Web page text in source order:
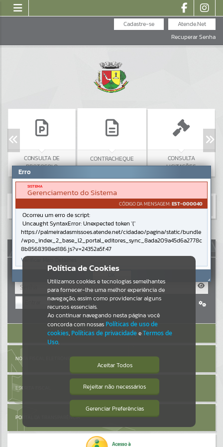
Atende.Net
Cadastre-se
Recuperar Senha
CONSULTA DE
PROTOCOLO
CONTRACHEQUE
CONSULTA
LICITAÇÕES
Resultados para""
Portais
Por favor, aguarde...
NOTÍCIAS
Por favor, aguarde...
Por favor, aguarde...
Por favor, aguarde...
AUTOATENDIMENTO
Cadastre-se|Recuperar Senha
ACESSAR SEM LOGIN
NOTA FISCAL ELETRÔNICA
ESCRITA FISCAL
PORTAL DA TRANSPARÊNCIA
Política de Cookies
Utilizamos cookies e tecnologias semelhantes
para fornecer-lhe uma melhor experiência de
navegação, assim como providenciar alguns
recursos essenciais.
Ao continuar navegando nesta página você
concorda com nossas Políticas de uso de
cookies, Políticas de privacidadeeTermos de
Uso.
Aceitar Todos
Rejeitar não necessários
Gerenciar Preferências
Isto significa que diversos recursos
Erro
SISTEMA
Gerenciamento do Sistema
CÓDIGO DA MENSAGEM:EST-000040
Ocorreu um erro de script:
Uncaught SyntaxError: Unexpected token '('
https://palmeiradasmissoes.atende.net/cidadao/pagina/static/bundle
/wpo_index_2_base_l2_portal_editores_sync_8ada209a45d6a2778c
8b8568398ed186.js?v=24352a5f:47
Verificar Mais Detalhes